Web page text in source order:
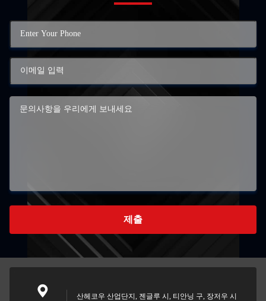
제출
산헤코우 산업단지, 젠글루 시, 티안닝 구, 장저우 시